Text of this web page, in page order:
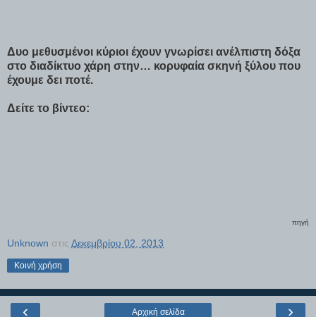
Δυο μεθυσμένοι κύριοι έχουν γνωρίσει ανέλπιστη δόξα
στο διαδίκτυο χάρη στην… κορυφαία σκηνή ξύλου που
έχουμε δει ποτέ.
Δείτε το βίντεο:
πηγή
Unknown στις Δεκεμβρίου 02, 2013
Κοινή χρήση
‹ ›
Αρχική σελίδα